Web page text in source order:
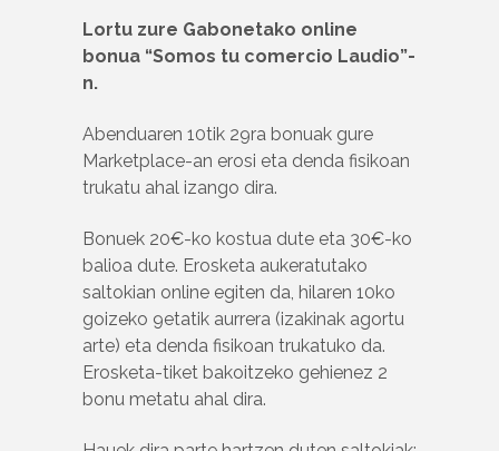
Lortu zure Gabonetako online
bonua “Somos tu comercio Laudio”-
n.
Abenduaren 10tik 29ra bonuak gure
Marketplace-an erosi eta denda fisikoan
trukatu ahal izango dira.
Bonuek 20€-ko kostua dute eta 30€-ko
balioa dute. Erosketa aukeratutako
saltokian online egiten da, hilaren 10ko
goizeko 9etatik aurrera (izakinak agortu
arte) eta denda fisikoan trukatuko da.
Erosketa-tiket bakoitzeko gehienez 2
bonu metatu ahal dira.